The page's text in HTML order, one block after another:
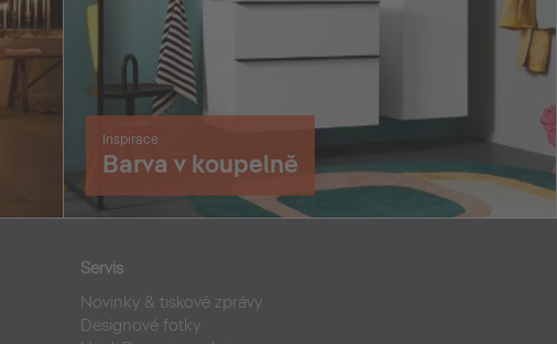
Inspirace
Barva v koupelně
Servis
Novinky & tiskové zprávy
Designové fotky